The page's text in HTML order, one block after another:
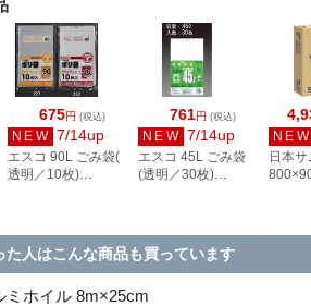
675円 (税込)
NEW 7/14up
エスコ 90L ごみ袋(
透明／10枚)
761円 (税込)
NEW 7/14up
エスコ 45L ごみ袋
(透明／30枚)
NEW
日本
た人はこんな商品も買っています
ミホイル 8m×25cm